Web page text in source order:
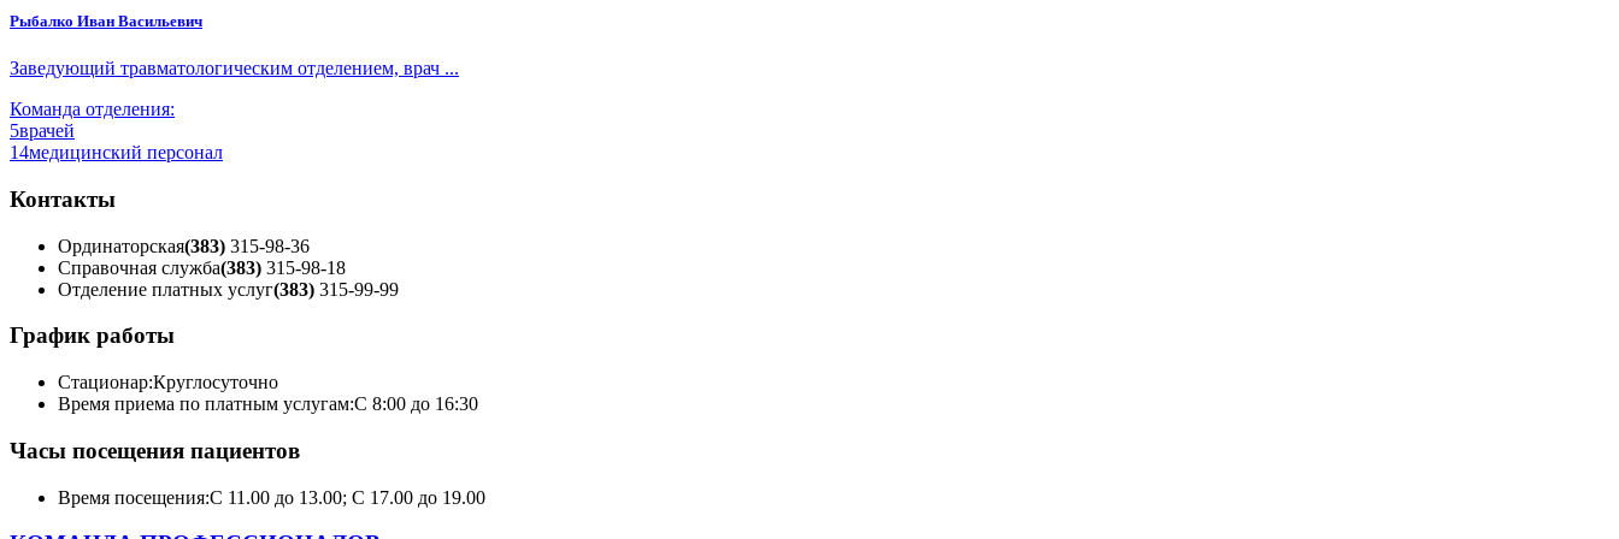
Рыбалко Иван Васильевич
Заведующий травматологическим отделением, врач ...
Команда отделения:
5врачей
14медицинский персонал
Контакты
Ординаторская(383) 315-98-36
Справочная служба(383) 315-98-18
Отделение платных услуг(383) 315-99-99
График работы
Стационар:Круглосуточно
Время приема по платным услугам:С 8:00 до 16:30
Часы посещения пациентов
Время посещения:С 11.00 до 13.00; С 17.00 до 19.00